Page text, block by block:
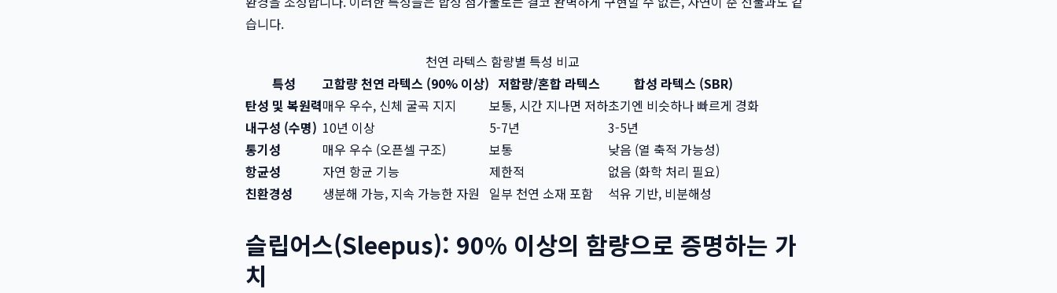
습니다.
천연 라텍스 함량별 특성 비교
특성
고함량 천연 라텍스 (90% 이상) 저함량/혼합 라텍스
합성 라텍스 (SBR)
탄성 및 복원력매우 우수, 신체 굴곡 지지 보통, 시간 지나면 저하초기엔 비슷하나 빠르게 경화
내구성 (수명) 10년 이상 5-7년
3-5년
통기성
매우 우수 (오픈셀 구조) 보통
낮음 (열 축적 가능성)
항균성
자연 항균 기능 제한적
없음 (화학 처리 필요)
친환경성
생분해 가능, 지속 가능한 자원 일부 천연 소재 포함 석유 기반, 비분해성
슬립어스(Sleepus): 90% 이상의 함량으로 증명하는 가
치